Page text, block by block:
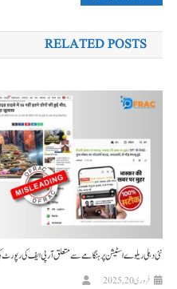
کی
نیویگیشن
RELATED POSTS
نئی دہلی ریلوے اسٹیشن پر ہنگامے سے متعلق آر پی ایف کی رپورٹ
فروری 20, 2025